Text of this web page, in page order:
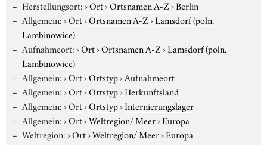
Herstellungsort:›Ort›Ortsnamen A-Z›Berlin
Allgemein:›Ort›Ortsnamen A-Z›Lamsdorf (poln.
Lambinowice)
Aufnahmeort:›Ort›Ortsnamen A-Z›Lamsdorf (poln.
Lambinowice)
Allgemein:›Ort›Ortstyp›Aufnahmeort
Allgemein:›Ort›Ortstyp›Herkunftsland
Allgemein:›Ort›Ortstyp›Internierungslager
Allgemein:›Ort›Weltregion/ Meer›Europa
Weltregion:›Ort›Weltregion/ Meer›Europa